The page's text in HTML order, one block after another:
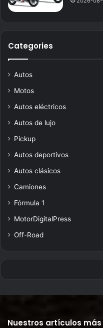
Categories
Autos
Motos
Autos eléctricos
Autos de lujo
Pickup
Autos deportivos
Autos clásicos
Camiones
Fórmula 1
MotorDigitalPress
Off-Road
Nuestros artículos